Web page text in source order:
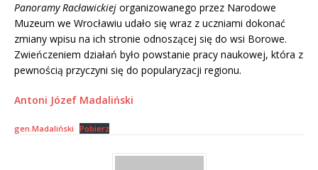
Panoramy Racławickiej organizowanego przez Narodowe
Muzeum we Wrocławiu udało się wraz z uczniami dokonać
zmiany wpisu na ich stronie odnoszącej się do wsi Borowe.
Zwieńczeniem działań było powstanie pracy naukowej, która z
pewnością przyczyni się do popularyzacji regionu.
Antoni Józef Madaliński
gen.Madaliński Pobierz